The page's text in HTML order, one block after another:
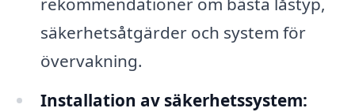
säkerhetsåtgärder och system för
övervakning.
Installation av säkerhetssystem: